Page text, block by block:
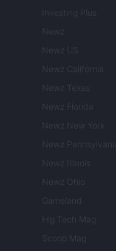
Investing Plus
Newz
Newz US
Newz California
Newz Texas
Newz Florida
Newz New York
Newz Pennsylvania
Newz Illinois
Newz Ohio
Gameland
Hig Tech Mag
Scoop Mag